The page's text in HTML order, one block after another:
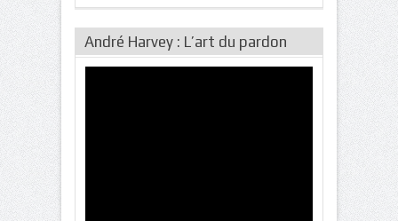
André Harvey : L’art du pardon